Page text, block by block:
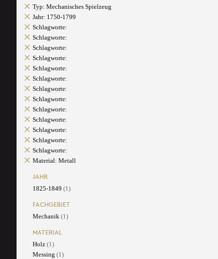
Typ: Mechanisches Spielzeug
Jahr: 1750-1799
Schlagworte:
Schlagworte:
Schlagworte:
Schlagworte:
Schlagworte:
Schlagworte:
Schlagworte:
Schlagworte:
Schlagworte:
Schlagworte:
Schlagworte:
Schlagworte:
Schlagworte:
Material: Metall
JAHR
1825-1849 (1)
FACHGEBIET
Mechanik (1)
MATERIAL
Holz (1)
Messing (1)